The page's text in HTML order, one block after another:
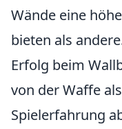
Wände eine
bieten als
Erfolg beim
von der Waffe
Spielerfahrung